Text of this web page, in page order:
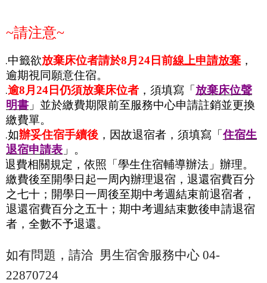
~請注意~
中籤欲放棄床位者請於8月 24日前線上申請放棄，
逾期視同願意住宿。
逾8月 24日仍須放棄床位者，須填寫「放棄床位聲
明書 」並於繳費期限前至服務中心申請註銷並更換
繳費單。
如辦妥住宿手續後，因故退宿者，須填寫「住宿生
退宿申請表 」。
退費相關規定，依照「學生住宿輔導辦法」辦理。
繳費後至開學日起一周內辦理退宿，退還宿費百分
之七十；開學日一周後至期中考週結束前退宿者，
退還宿費百分之五十；期中考週結束數後申請退宿
者，全數不予退還。
如有問題，請洽 男生宿舍服務中心 04-
22870724